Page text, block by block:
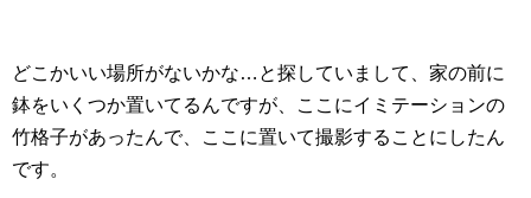
どこかいい場所がないかな…と探していまして、家の前に
鉢をいくつか置いてるんですが、ここにイミテーションの
竹格子があったんで、ここに置いて撮影することにしたん
です。